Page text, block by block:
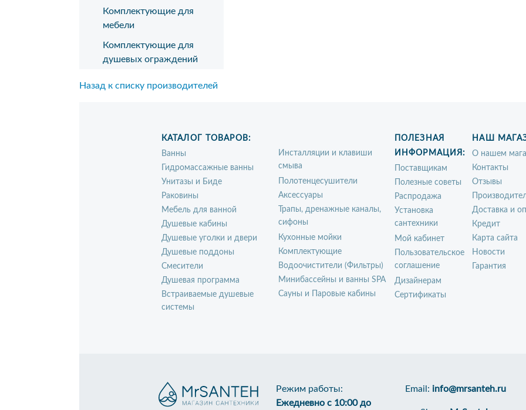
Комплектующие для
мебели
Комплектующие для
душевых ограждений
Назад к списку производителей
КАТАЛОГ ТОВАРОВ:
Ванны
Гидромассажные ванны
Унитазы и Биде
Раковины
Мебель для ванной
Душевые кабины
Душевые уголки и двери
Душевые поддоны
Смесители
Душевая программа
Встраиваемые душевые
системы
Инсталляции и клавиши
смыва
Полотенцесушители
Аксессуары
Трапы, дренажные каналы,
сифоны
Кухонные мойки
Комплектующие
Водоочистители (Фильтры)
Минибассейны и ванны SPA
Сауны и Паровые кабины
ПОЛЕЗНАЯ
ИНФОРМАЦИЯ:
Поставщикам
Полезные советы
Распродажа
Установка
сантехники
Мой кабинет
Пользовательское
соглашение
Дизайнерам
Сертификаты
НАШ
О нашем
Контакты
Отзывы
Доставка и
Кредит
Карта сайта
Новости
Гарантия
Режим работы:
Ежедневно с 10:00 до
Email: info@mrsanteh.ru